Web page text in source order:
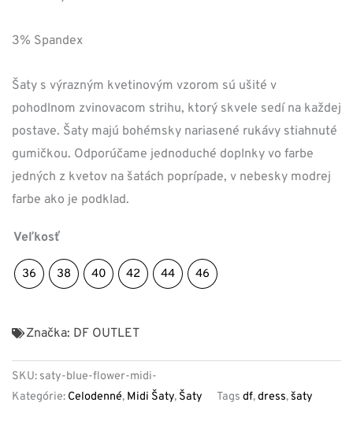
3% Spandex
Šaty s výrazným kvetinovým vzorom sú ušité v
pohodlnom zvinovacom strihu, ktorý skvele sedí na každej
postave. Šaty majú bohémsky nariasené rukávy stiahnuté
gumičkou. Odporúčame jednoduché doplnky vo farbe
jedných z kvetov na šatách poprípade, v nebesky modrej
farbe ako je podklad.
Veľkosť
36 38 40 42 44 46
Značka: DF OUTLET
SKU: saty-blue-flower-midi-
Kategórie: Celodenné, Midi Šaty, Šaty Tags df,dress,šaty